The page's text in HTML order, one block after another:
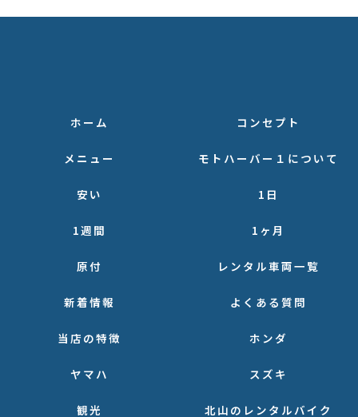
ホーム コンセプト
メニュー モトハーバー１について
安い 1日
1週間 1ヶ月
原付 レンタル車両一覧
新着情報 よくある質問
当店の特徴 ホンダ
ヤマハ スズキ
観光 北山のレンタルバイク